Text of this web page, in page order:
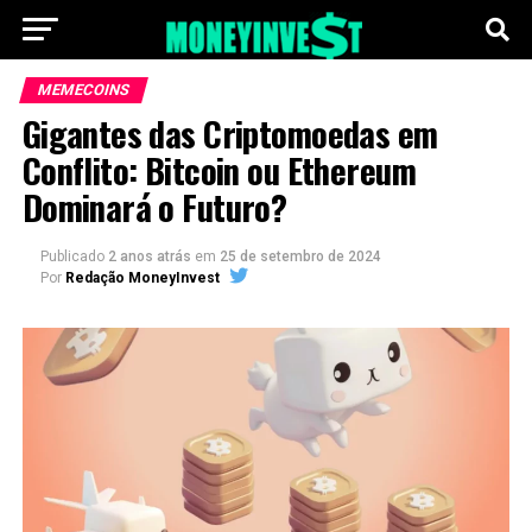
MEMECOINS
Gigantes das Criptomoedas em
Conflito: Bitcoin ou Ethereum
Dominará o Futuro?
Publicado 2 anos atrás em 25 de setembro de 2024
Por Redação MoneyInvest